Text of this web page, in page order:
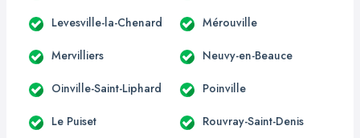
Levesville-la-Chenard Mérouville
Mervilliers Neuvy-en-Beauce
Oinville-Saint-Liphard Poinville
Le Puiset Rouvray-Saint-Denis